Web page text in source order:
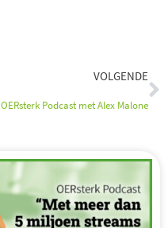
VOLGENDE
OERsterk Podcast met Alex Malone